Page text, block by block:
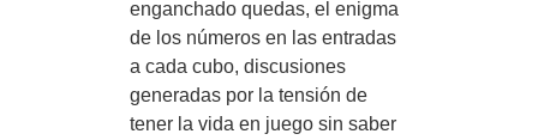
enganchado quedas, el enigma
de los números en las entradas
a cada cubo, discusiones
generadas por la tensión de
tener la vida en juego sin saber